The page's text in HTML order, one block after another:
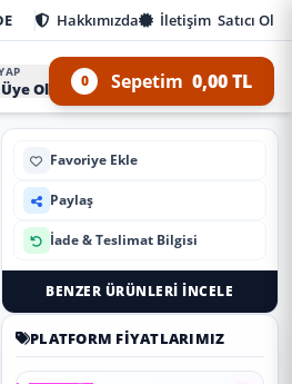
Hakkımızda İletişim Satıcı Ol
Ol 0 Sepetim 0,00 TL
Favoriye Ekle
Paylaş
İade & Teslimat Bilgisi
BENZER ÜRÜNLERI İNCELE
PLATFORM FIYATLARIMIZ